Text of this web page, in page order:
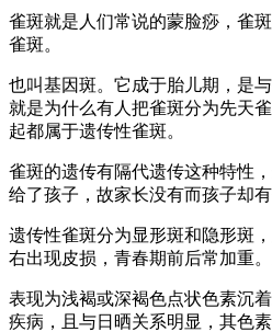
雀斑就是人们常说的蒙脸痧，雀
雀斑。
也叫基因斑。它成于胎儿期，是
就是为什么有人把雀斑分为先天
起都属于遗传性雀斑。
雀斑的遗传有隔代遗传这种特性
给了孩子，故家长没有而孩子却有
遗传性雀斑分为显形斑和隐形斑
右出现皮损，青春期前后常加重
表现为浅褐或深褐色点状色素沉
疾病，且与日晒关系明显，其色